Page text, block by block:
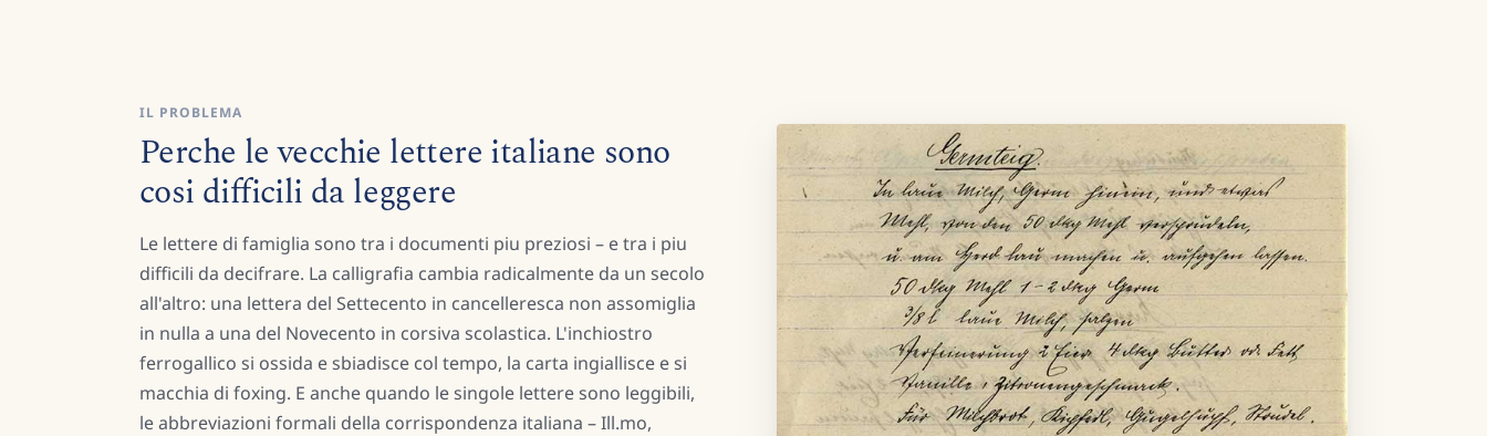
IL PROBLEMA
Perche le vecchie lettere italiane sono
cosi difficili da leggere
Le lettere di famiglia sono tra i documenti piu preziosi – e tra i piu
difficili da decifrare. La calligrafia cambia radicalmente da un secolo
all'altro: una lettera del Settecento in cancelleresca non assomiglia
in nulla a una del Novecento in corsiva scolastica. L'inchiostro
ferrogallico si ossida e sbiadisce col tempo, la carta ingiallisce e si
macchia di foxing. E anche quando le singole lettere sono leggibili,
le abbreviazioni formali della corrispondenza italiana – Ill.mo,